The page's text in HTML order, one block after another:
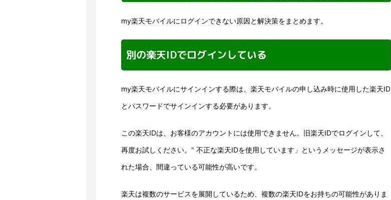
my楽天モバイルにログインできない原因と解決策をまとめます。
別の楽天IDでログインしている
my楽天モバイルにサインインする際は、楽天モバイルの申し込み時に使用した楽天ID
とパスワードでサインインする必要があります。
この楽天IDは、お客様のアカウントには使用できません。旧楽天IDでログインして、
再度お試しください。" 不正な楽天IDを使用しています」というメッセージが表示さ
れた場合、間違っている可能性が高いです。
楽天は複数のサービスを展開しているため、複数の楽天IDをお持ちの可能性がありま